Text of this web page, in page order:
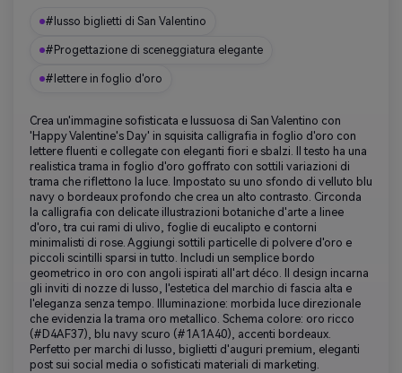
#lusso biglietti di San Valentino
#Progettazione di sceneggiatura elegante
#lettere in foglio d'oro
Crea un'immagine sofisticata e lussuosa di San Valentino con
'Happy Valentine's Day' in squisita calligrafia in foglio d'oro con
lettere fluenti e collegate con eleganti fiori e sbalzi. Il testo ha una
realistica trama in foglio d'oro goffrato con sottili variazioni di
trama che riflettono la luce. Impostato su uno sfondo di velluto blu
navy o bordeaux profondo che crea un alto contrasto. Circonda
la calligrafia con delicate illustrazioni botaniche d'arte a linee
d'oro, tra cui rami di ulivo, foglie di eucalipto e contorni
minimalisti di rose. Aggiungi sottili particelle di polvere d'oro e
piccoli scintilli sparsi in tutto. Includi un semplice bordo
geometrico in oro con angoli ispirati all'art déco. Il design incarna
gli inviti di nozze di lusso, l'estetica del marchio di fascia alta e
l'eleganza senza tempo. Illuminazione: morbida luce direzionale
che evidenzia la trama oro metallico. Schema colore: oro ricco
(#D4AF37), blu navy scuro (#1A1A40), accenti bordeaux.
Perfetto per marchi di lusso, biglietti d'auguri premium, eleganti
post sui social media o sofisticati materiali di marketing.